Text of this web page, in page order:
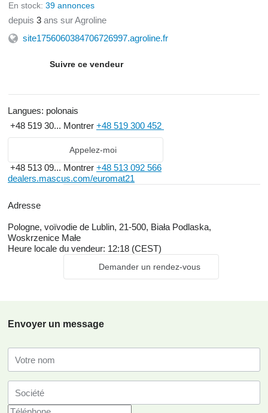
En stock: 39 annonces
depuis 3 ans sur Agroline
site1756060384706726997.agroline.fr
Suivre ce vendeur
Langues: polonais
+48 519 30... Montrer +48 519 300 452
Appelez-moi
+48 513 09... Montrer +48 513 092 566
dealers.mascus.com/euromat21
Adresse
Pologne, voïvodie de Lublin, 21-500, Biała Podlaska,
Woskrzenice Małe
Heure locale du vendeur: 12:18 (CEST)
Demander un rendez-vous
Envoyer un message